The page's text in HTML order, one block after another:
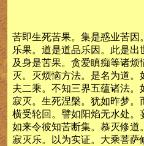
苦即生死苦果。集是惑业苦因
乐果。道是道品乐因。此是
及身是苦果。贪爱瞋痴等诸
灭。灭烦恼方法。是名为道
夫二乘。不知三界五蕴诸法
寂灭。生死涅槃。犹如昨梦。
横受轮回。譬如阳焰无水处。
如来令彼知苦断集。慕灭修
寂灭乐。以为实证。大乘菩